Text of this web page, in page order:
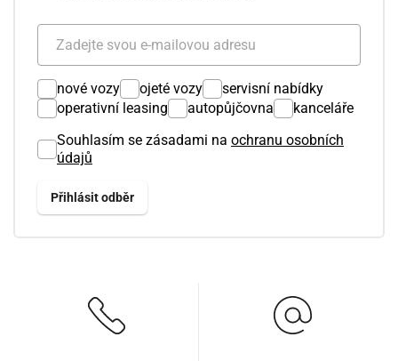
nové vozy ojeté vozy
servisní nabídky
operativní leasing
autopůjčovna
kanceláře
Souhlasím se zásadami na ochranu osobních
údajů